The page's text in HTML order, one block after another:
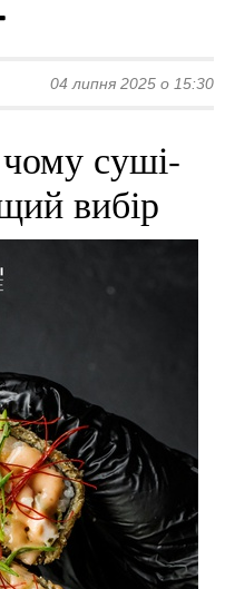
04 липня 2025 о 15:30
суші-
вибір